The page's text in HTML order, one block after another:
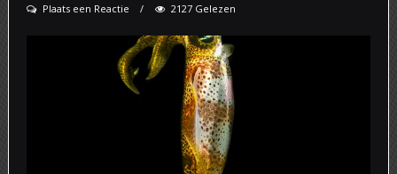
Plaats een Reactie
2127 Gelezen